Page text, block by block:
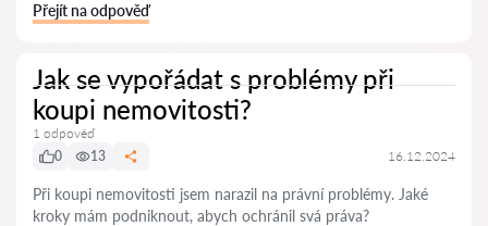
Přejít na odpověď
Jak se vypořádat s problémy při
koupi nemovitosti?
1 odpověď
0
13 16.12.2024
Při koupi nemovitosti jsem narazil na právní problémy. Jaké
kroky mám podniknout, abych ochránil svá práva?